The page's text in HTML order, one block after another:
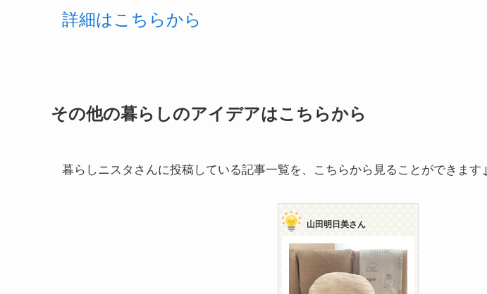
詳細はこちらから
その他の暮らしのアイデアはこちらから
暮らしニスタさんに投稿している記事一覧を、こちらから見ることができます↓